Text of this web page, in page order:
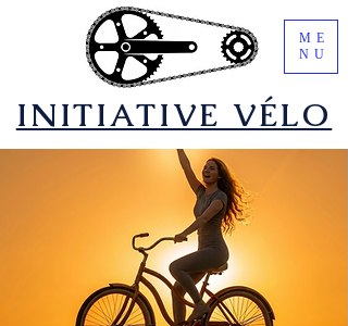
​INITIATIVE VÉLO
ME
NU